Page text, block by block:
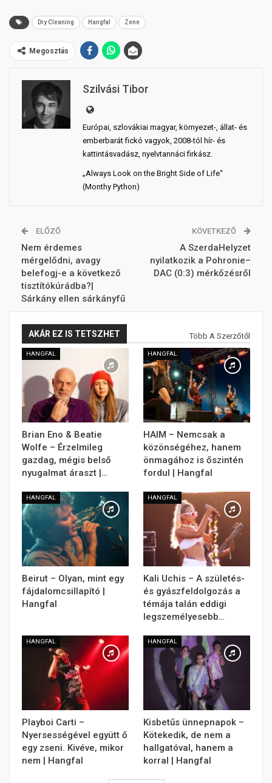
Dry Cleaning Hangfal Zene
Megosztás
Szilvási Tibor
Európai, szlovákiai magyar, környezet-, állat- és
emberbarát fickó vagyok, 2008-tól hír- és
kattintásvadász, nyelvtannáci firkász.
„Always Look on the Bright Side of Life“
(Monthy Python)
ELŐZŐ
Nem érdemes
mérgelődni, avagy
belefogj-e a következő
tisztítókúrádba?|
Sárkány ellen sárkányfű
KÖVETKEZŐ
A SzerdaHelyzet
nyilatkozik a Pohronie–
DAC (0:3) mérkőzésről
AKÁR EZ IS TETSZHET Több A Szerzőtől
HANGFAL
Brian Eno & Beatie
Wolfe – Érzelmileg
gazdag, mégis belső
nyugalmat áraszt |…
HANGFAL
HAIM – Nemcsak a
közönségéhez, hanem
önmagához is őszintén
fordul | Hangfal
HANGFAL
Beirut – Olyan, mint egy
fájdalomcsillapító |
Hangfal
HANGFAL
Kali Uchis – A születés-
és gyászfeldolgozás a
témája talán eddigi
legszemélyesebb…
HANGFAL
Playboi Carti –
Nyersességével együtt ő
egy zseni. Kivéve, mikor
nem | Hangfal
HANGFAL
Kisbetűs ünnepnapok –
Kötekedik, de nem a
hallgatóval, hanem a
korral | Hangfal